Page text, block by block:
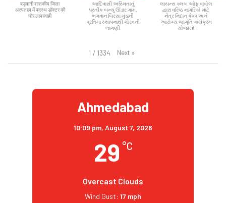
बड़वानी शासकीय जिला
अस्पताल में पदस्थ डॉक्टर की
घोर लापरवाही
આદિવાસી અસ્મિતાનું
પ્રતીક બન્યું ઊંડાર ગામ,
ભગવાન બિરસા મુંડાની
પ્રતિમા સ્થાપનાથી ગૌરવની
લાગણી
લાયન્સ ક્લબ ઓફ વાવોલ
દ્વારા વરિષ્ઠ નાગરિકો માટે
નેત્ર નિદાન કેમ્પ અને
આરોગ્ય જાગૃતિ કાર્યક્રમ
યોજાયો
1 / 1334 Next »
Ahmedabad
10:09 pm, August 7, 2026
29 °C
Overcast Clouds
Wind Gust: 17 mph